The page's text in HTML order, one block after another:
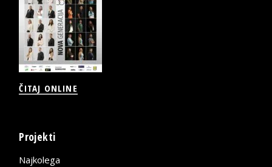
ČITAJ ONLINE
Projekti
Najkolega